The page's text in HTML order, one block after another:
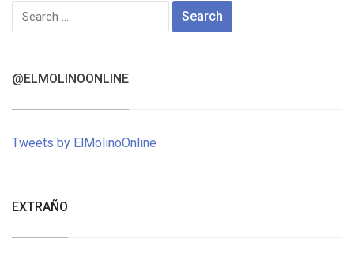
Search
for:
@ELMOLINOONLINE
Tweets by ElMolinoOnline
EXTRAÑO